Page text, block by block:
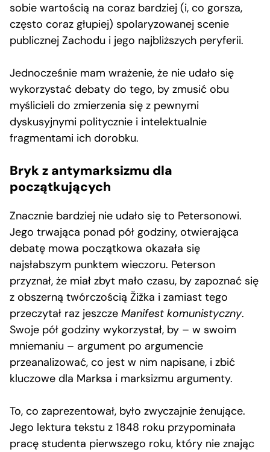
sobie wartością na coraz bardziej (i, co gorsza,
często coraz głupiej) spolaryzowanej scenie
publicznej Zachodu i jego najbliższych peryferii.
Jednocześnie mam wrażenie, że nie udało się
wykorzystać debaty do tego, by zmusić obu
myślicieli do zmierzenia się z pewnymi
dyskusyjnymi politycznie i intelektualnie
fragmentami ich dorobku.
Bryk z antymarksizmu dla
początkujących
Znacznie bardziej nie udało się to Petersonowi.
Jego trwająca ponad pół godziny, otwierająca
debatę mowa początkowa okazała się
najsłabszym punktem wieczoru. Peterson
przyznał, że miał zbyt mało czasu, by zapoznać się
z obszerną twórczością Žižka i zamiast tego
przeczytał raz jeszcze Manifest komunistyczny.
Swoje pół godziny wykorzystał, by – w swoim
mniemaniu – argument po argumencie
przeanalizować, co jest w nim napisane, i zbić
kluczowe dla Marksa i marksizmu argumenty.
To, co zaprezentował, było zwyczajnie żenujące.
Jego lektura tekstu z 1848 roku przypominała
pracę studenta pierwszego roku, który nie znając